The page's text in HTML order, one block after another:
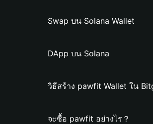
Swap บน Solana Wallet
DApp บน Solana
วิธีสร้าง pawfit Wallet ใน
จะซื้อ pawfit อย่างไร？